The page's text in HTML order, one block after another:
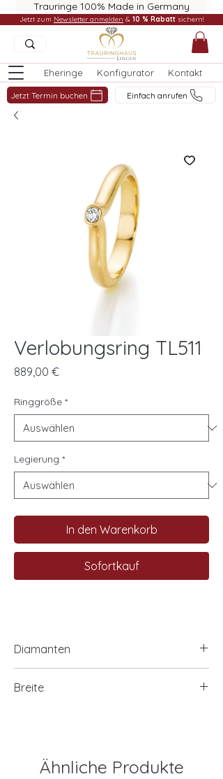
Trauringe 100% Made in Germany
Eheringe Konfigurator Kontakt
Jetzt Termin buchen Einfach anrufen
Jetzt zum Newsletter anmelden & 10 % Rabatt sichern!
Verlobungsring TL511
889,00 €Preis
Ringgröße *
Legierung *
In den Warenkorb
Sofortkauf
Diamanten
Breite
Ähnliche Produkte